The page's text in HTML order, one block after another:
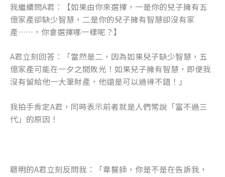
我繼續問A君：【如果由你來選擇，一是你的兒子擁有五
億家產卻缺少智慧，二是你的兒子擁有智慧卻沒有家
產……，你會選擇哪一樣呢？】
A君立刻回答：「當然是二，因為如果兒子缺少智慧，五
億家產可能在一夕之間敗光！如果兒子擁有智慧，即便我
沒有留給他一大筆財產，他還是可以過得不錯！」
我拍手肯定A君，同時表示前者就是人們常說「富不過三
代」的原因！
聰明的A君立刻反問我：「韋醫師，你是不是在告訴我，